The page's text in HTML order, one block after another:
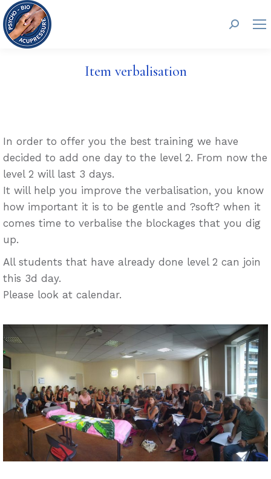
Search:
Item verbalisation
In order to offer you the best training we have
decided to add one day to the level 2. From now the
level 2 will last 3 days.
It will help you improve the verbalisation, you know
how important it is to be gentle and ?soft? when it
comes time to verbalise the blockages that you dig
up.
All students that have already done level 2 can join
this 3d day.
Please look at calendar.